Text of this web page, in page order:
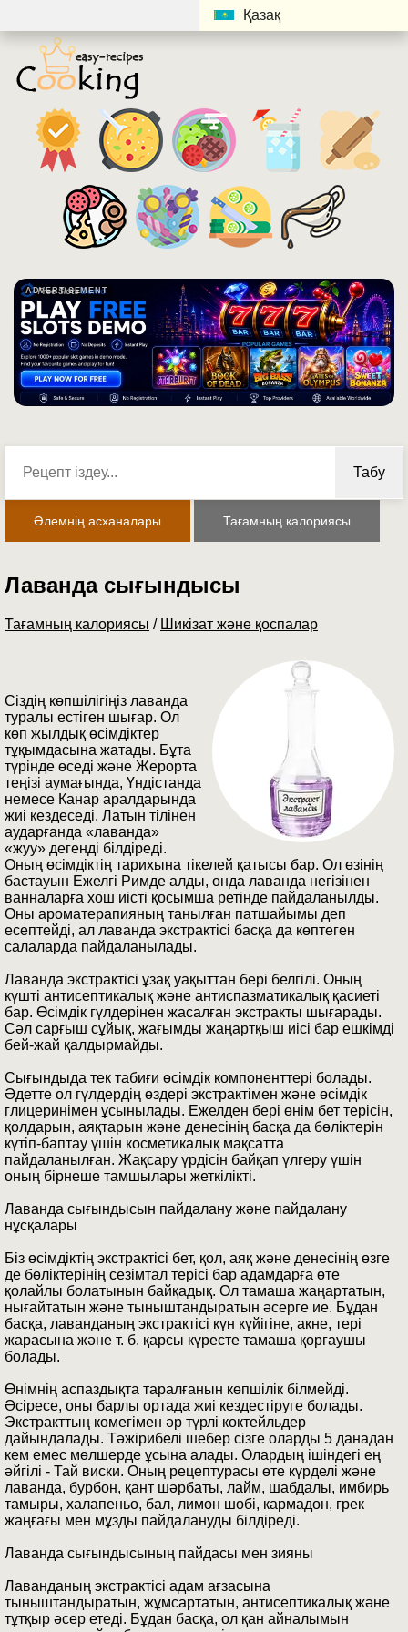
Қазақ
ADVERTISEMENT
Табу
Әлемнің асханалары Тағамның калориясы
Лаванда сығындысы
Тағамның калориясы / Шикізат және қоспалар
Сіздің көпшілігіңіз лаванда
туралы естіген шығар. Ол
көп жылдық өсімдіктер
тұқымдасына жатады. Бұта
түрінде өседі және Жерорта
теңізі аумағында, Үндістанда
немесе Канар аралдарында
жиі кездеседі. Латын тілінен
аударғанда «лаванда»
«жуу» дегенді білдіреді.
Оның өсімдіктің тарихына тікелей қатысы бар. Ол өзінің
бастауын Ежелгі Римде алды, онда лаванда негізінен
ванналарға хош иісті қосымша ретінде пайдаланылды.
Оны ароматерапияның танылған патшайымы деп
есептейді, ал лаванда экстрактісі басқа да көптеген
салаларда пайдаланылады.
Лаванда экстрактісі ұзақ уақыттан бері белгілі. Оның
күшті антисептикалық және антиспазматикалық қасиеті
бар. Өсімдік гүлдерінен жасалған экстракты шығарады.
Сәл сарғыш сұйық, жағымды жаңартқыш иісі бар ешкімді
бей-жай қалдырмайды.
Сығындыда тек табиғи өсімдік компоненттері болады.
Әдетте ол гүлдердің өздері экстрактімен және өсімдік
глицеринімен ұсынылады. Ежелден бері өнім бет терісін,
қолдарын, аяқтарын және денесінің басқа да бөліктерін
күтіп-баптау үшін косметикалық мақсатта
пайдаланылған. Жақсару үрдісін байқап үлгеру үшін
оның бірнеше тамшылары жеткілікті.
Лаванда сығындысын пайдалану және пайдалану
нұсқалары
Біз өсімдіктің экстрактісі бет, қол, аяқ және денесінің өзге
де бөліктерінің сезімтал терісі бар адамдарға өте
қолайлы болатынын байқадық. Ол тамаша жаңартатын,
нығайтатын және тыныштандыратын әсерге ие. Бұдан
басқа, лаванданың экстрактісі күн күйігіне, акне, тері
жарасына және т. б. қарсы күресте тамаша қорғаушы
болады.
Өнімнің аспаздықта таралғанын көпшілік білмейді.
Әсіресе, оны барлы ортада жиі кездестіруге болады.
Экстракттың көмегімен әр түрлі коктейльдер
дайындалады. Тәжірибелі шебер сізге оларды 5 данадан
кем емес мөлшерде ұсына алады. Олардың ішіндегі ең
әйгілі - Тай виски. Оның рецептурасы өте күрделі және
лаванда, бурбон, қант шәрбаты, лайм, шабдалы, имбирь
тамыры, халапеньо, бал, лимон шөбі, кармадон, грек
жаңғағы мен мұзды пайдалануды білдіреді.
Лаванда сығындысының пайдасы мен зияны
Лаванданың экстрактісі адам ағзасына
тыныштандыратын, жұмсартатын, антисептикалық және
тұтқыр әсер етеді. Бұдан басқа, ол қан айналымын